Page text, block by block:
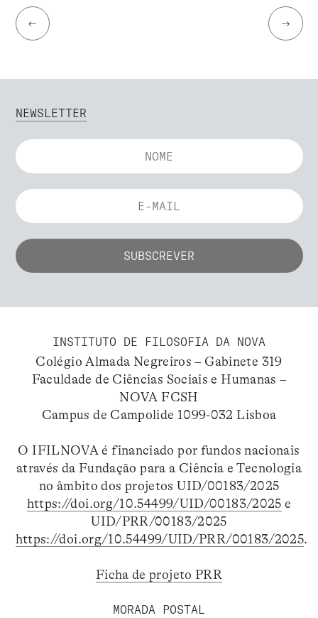
← →
NEWSLETTER
INSTITUTO DE FILOSOFIA DA NOVA
Colégio Almada Negreiros – Gabinete 319
Faculdade de Ciências Sociais e Humanas –
NOVA FCSH
Campus de Campolide 1099-032 Lisboa
O IFILNOVA é financiado por fundos nacionais
através da Fundação para a Ciência e Tecnologia
no âmbito dos projetos UID/00183/2025
https://doi.org/10.54499/UID/00183/2025 e
UID/PRR/00183/2025
https://doi.org/10.54499/UID/PRR/00183/2025.
Ficha de projeto PRR
MORADA POSTAL